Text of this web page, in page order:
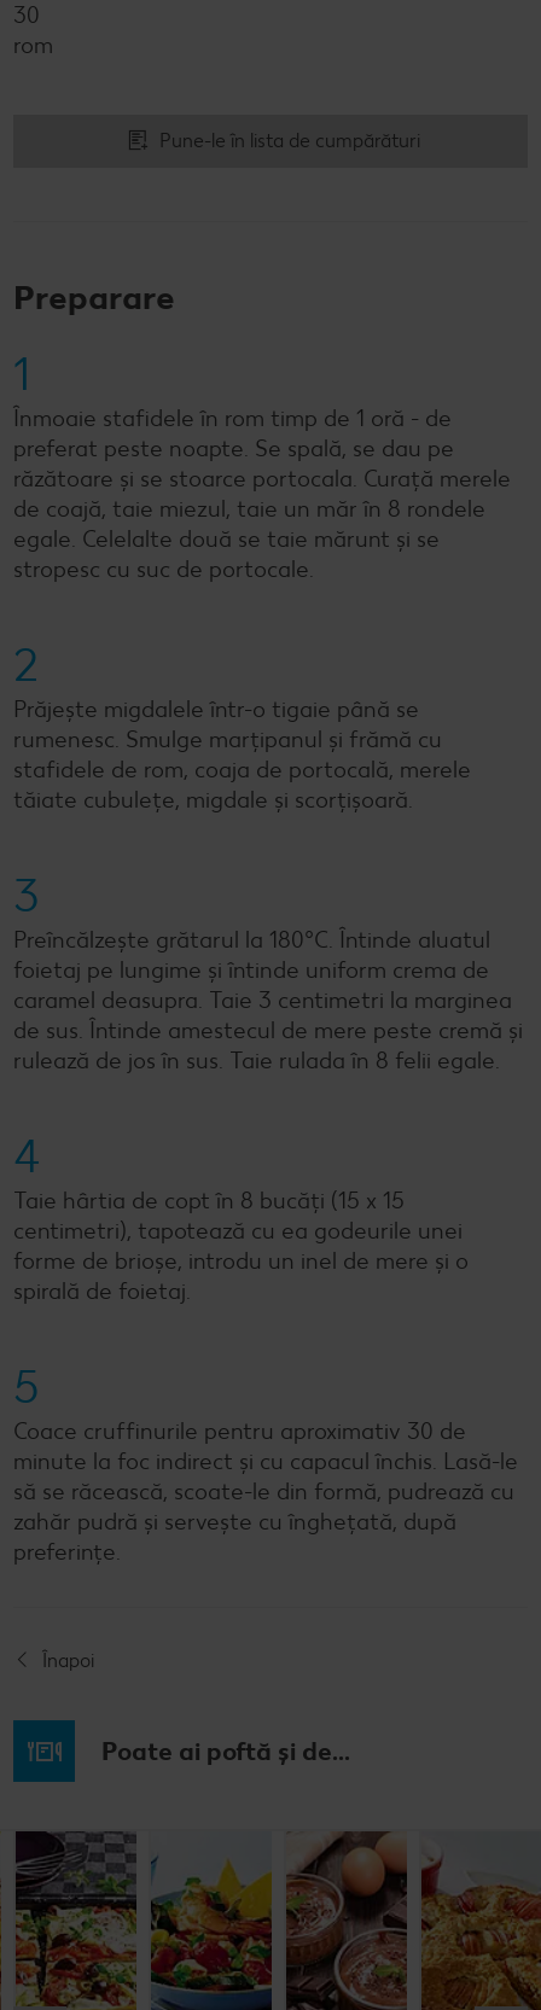
30
rom
Pune-le în lista de cumpărături
Preparare
1
Înmoaie stafidele în rom timp de 1 oră - de
preferat peste noapte. Se spală, se dau pe
răzătoare și se stoarce portocala. Curață merele
de coajă, taie miezul, taie un măr în 8 rondele
egale. Celelalte două se taie mărunt și se
stropesc cu suc de portocale.
2
Prăjește migdalele într-o tigaie până se
rumenesc. Smulge marțipanul și frămă cu
stafidele de rom, coaja de portocală, merele
tăiate cubulețe, migdale și scorțișoară.
3
Preîncălzește grătarul la 180°C. Întinde aluatul
foietaj pe lungime și întinde uniform crema de
caramel deasupra. Taie 3 centimetri la marginea
de sus. Întinde amestecul de mere peste cremă și
rulează de jos în sus. Taie rulada în 8 felii egale.
4
Taie hârtia de copt în 8 bucăți (15 x 15
centimetri), tapotează cu ea godeurile unei
forme de brioșe, introdu un inel de mere și o
spirală de foietaj.
5
Coace cruffinurile pentru aproximativ 30 de
minute la foc indirect și cu capacul închis. Lasă-le
să se răcească, scoate-le din formă, pudrează cu
zahăr pudră și servește cu înghețată, după
preferințe.
Înapoi
Poate ai poftă și de...
Budincă
italiană de
orez cu salată
de fructe
Cel mult 60 minute
Clătite cu
legume și
mozzarella
Cel mult 30 minute
Simplu
Tocană
italienească
de pește
Cel mult 60 minute
Simplu
Cremă la
Cel mult 60 minute
Simplu